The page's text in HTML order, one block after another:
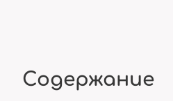
Содержание